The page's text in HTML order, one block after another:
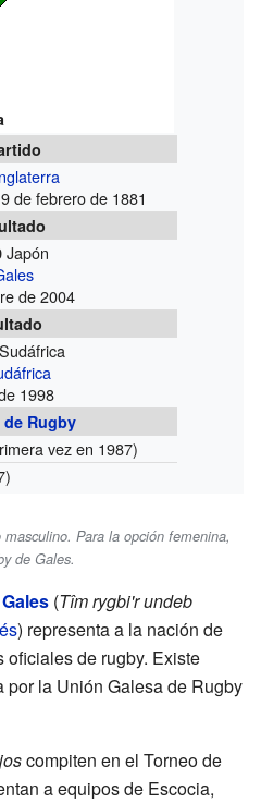
de febrero de 1881
Japón
de 2004
1998
Rugby
vez en 1987)
Para la opción femenina,
de Gales.
Gales (Tîm rygbi'r undeb
) representa a la nación de
oficiales de rugby. Existe
por la Unión Galesa de Rugby
compiten en el Torneo de
a equipos de Escocia,